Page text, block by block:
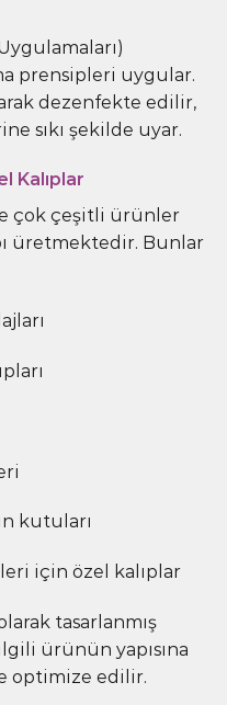
prensipleri uygular.
dezenfekte edilir,
sıkı şekilde uyar.
Kalıplar
çok çeşitli ürünler
üretmektedir. Bunlar
kutuları
için özel kalıplar
tasarlanmış
ürünün yapısına
optimize edilir.